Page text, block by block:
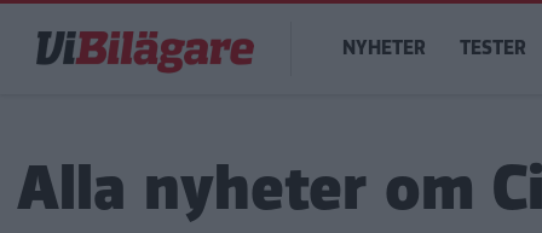
huvudinnehåll
Main
navigation
NYHETER TESTER
Alla nyheter om